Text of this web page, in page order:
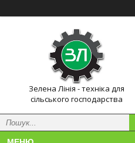
Зелена Лінія - техніка для
сільського господарства